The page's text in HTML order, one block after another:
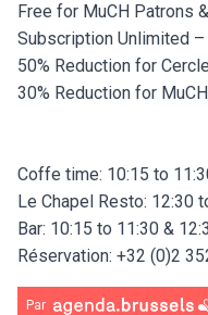
Free for MuCH Patrons
Subscription Unlimited –
50% Reduction for
30% Reduction for
Coffe time: 10:15 to
Le Chapel Resto: 12:30
Bar: 10:15 to 11:30 &
Réservation: +32 (0)2
Par